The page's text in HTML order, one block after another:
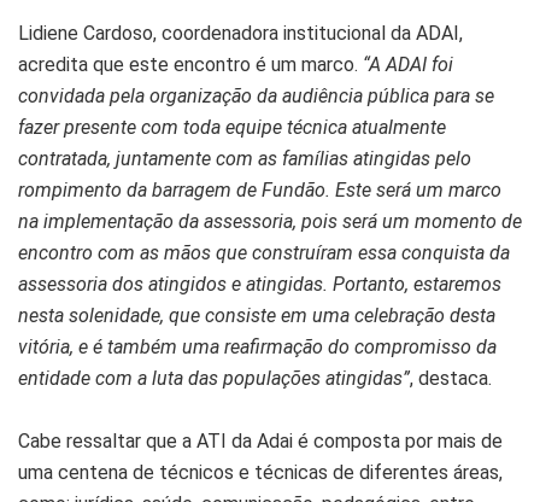
Lidiene Cardoso, coordenadora institucional da ADAI,
acredita que este encontro é um marco. “A ADAI foi
convidada pela organização da audiência pública para se
fazer presente com toda equipe técnica atualmente
contratada, juntamente com as famílias atingidas pelo
rompimento da barragem de Fundão. Este será um marco
na implementação da assessoria, pois será um momento de
encontro com as mãos que construíram essa conquista da
assessoria dos atingidos e atingidas. Portanto, estaremos
nesta solenidade, que consiste em uma celebração desta
vitória, e é também uma reafirmação do compromisso da
entidade com a luta das populações atingidas”, destaca.
Cabe ressaltar que a ATI da Adai é composta por mais de
uma centena de técnicos e técnicas de diferentes áreas,